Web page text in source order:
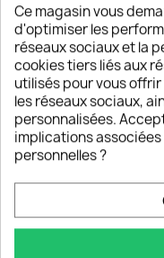
l’écran (coller/
● 4 ● Prendre la
plastique
l’autocollant en
● 5 ● Poser avec
sur l’écran du
bords du
ôter le film pour
sur la couche de
● 6 ● Effectuer
bords pour
éventuelles bulles
Ce magasin vous
d'optimiser les
réseaux sociaux et la
cookies tiers liés aux
utilisés pour vous
les réseaux sociaux,
personnalisées.
implications
personnelles ?